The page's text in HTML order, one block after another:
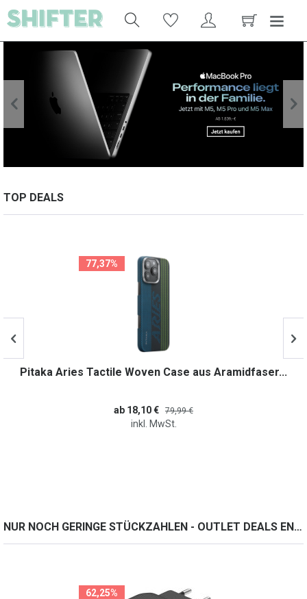
TOP DEALS
77,37%
Pitaka Aries Tactile Woven Case aus Aramidfaser...
ab 18,10 € 79,99 €
inkl. MwSt.
NUR NOCH GERINGE STÜCKZAHLEN - OUTLET DEALS ENTDECKEN.
62,25%